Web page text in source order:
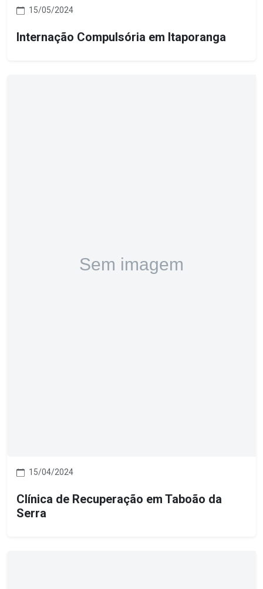
15/05/2024
Internação Compulsória em Itaporanga
15/04/2024
Clínica de Recuperação em Taboão da
Serra